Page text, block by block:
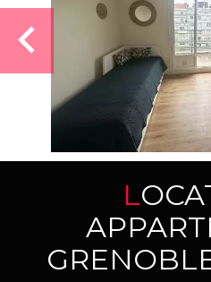
LOCATION